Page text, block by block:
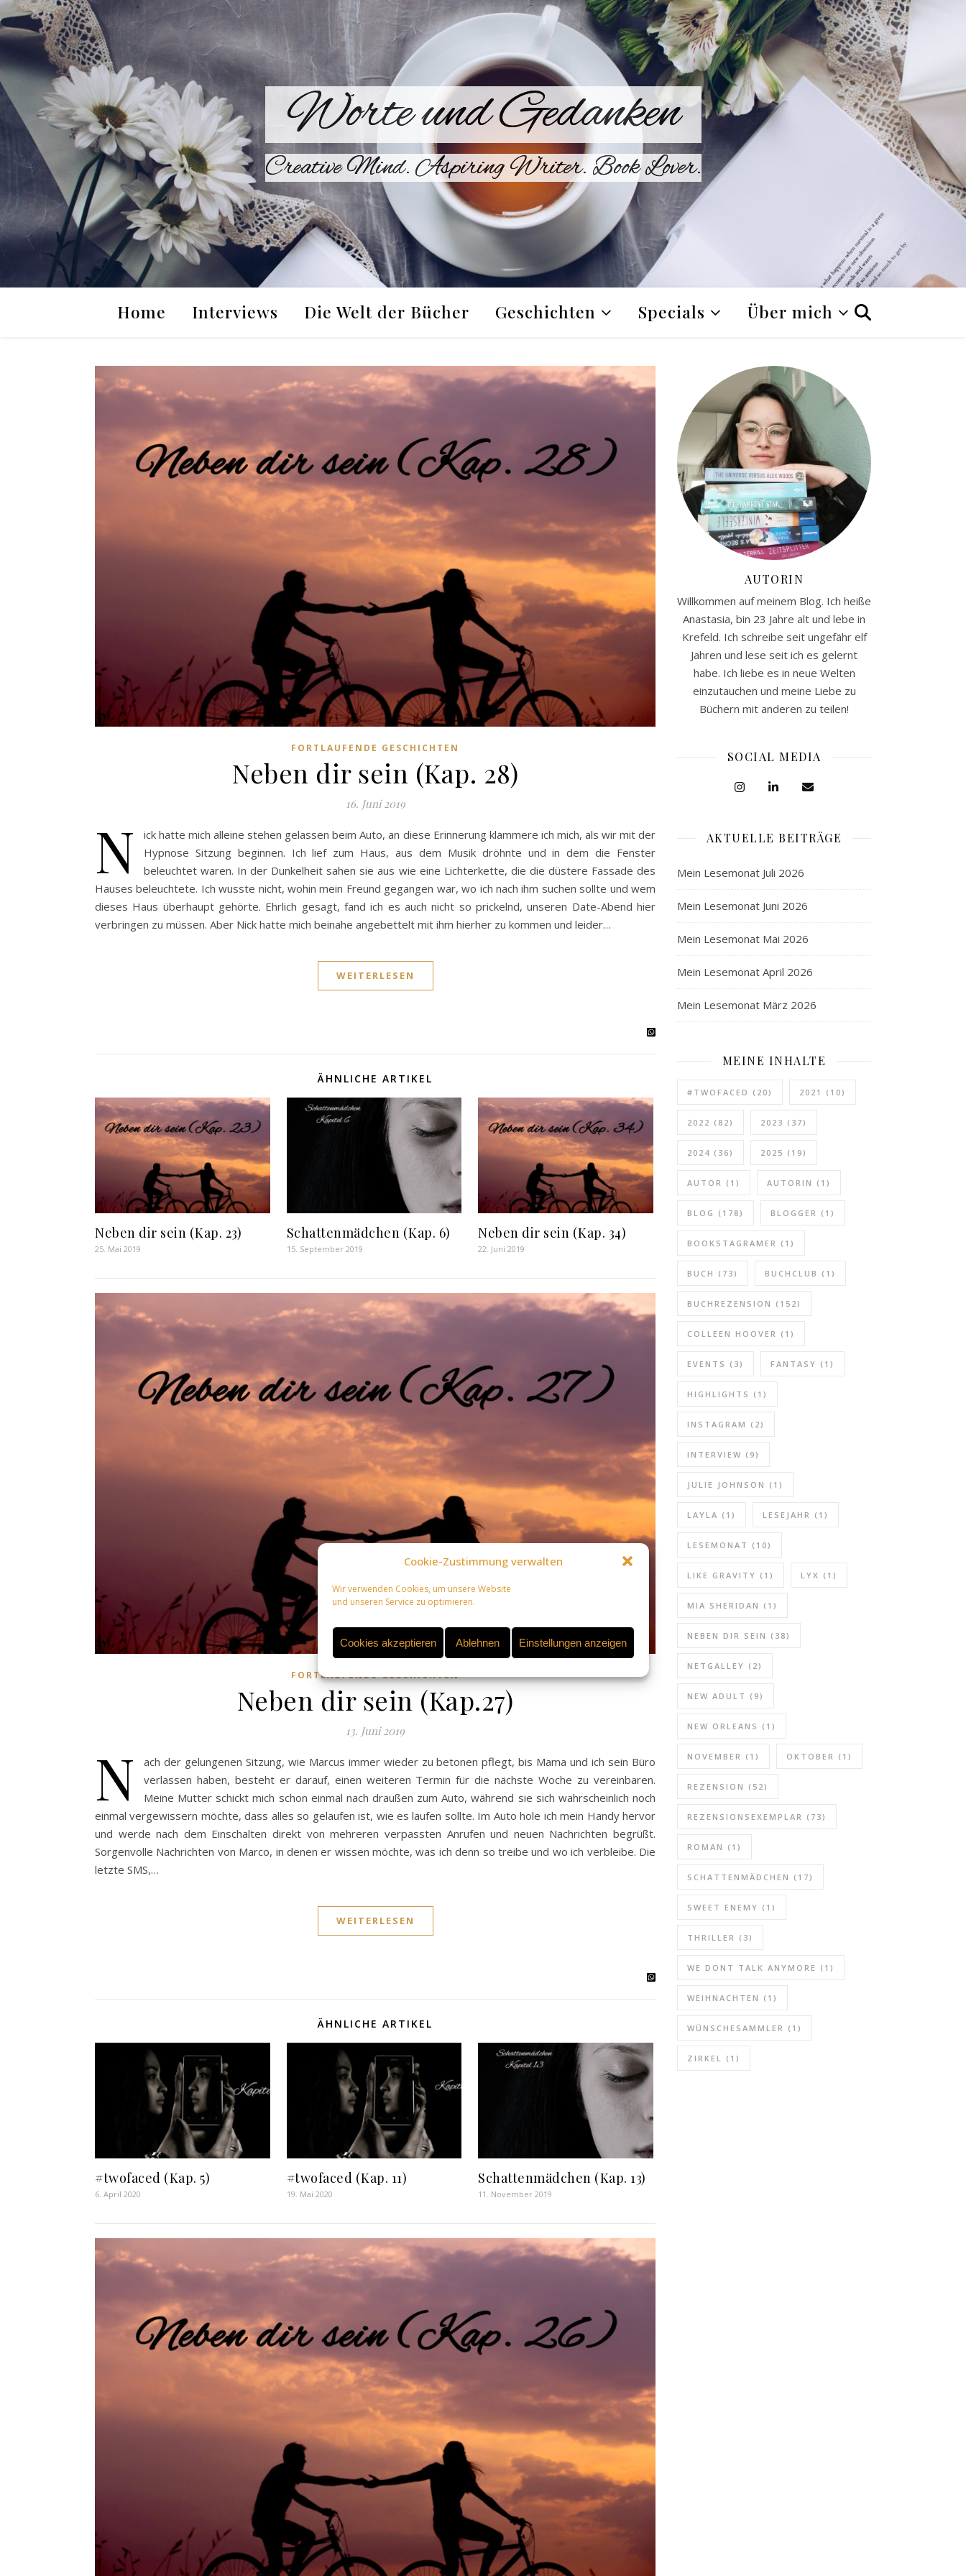
Cookie-Zustimmung verwalten
Wir verwenden Cookies, um unsere Website
und unseren Service zu optimieren.
Cookies akzeptieren Ablehnen Einstellungen anzeigen
Worte und Gedanken
Creative Mind. Aspiring Writer. Book Lover.
Home Interviews Die Welt der Bücher Geschichten Specials Über mich
FORTLAUFENDE GESCHICHTEN
Neben dir sein (Kap. 28)
16. Juni 2019
N
ick hatte mich alleine stehen gelassen beim Auto, an diese Erinnerung klammere ich mich, als wir mit der
Hypnose Sitzung beginnen. Ich lief zum Haus, aus dem Musik dröhnte und in dem die Fenster
beleuchtet waren. In der Dunkelheit sahen sie aus wie eine Lichterkette, die die düstere Fassade des
Hauses beleuchtete. Ich wusste nicht, wohin mein Freund gegangen war, wo ich nach ihm suchen sollte und wem
dieses Haus überhaupt gehörte. Ehrlich gesagt, fand ich es auch nicht so prickelnd, unseren Date-Abend hier
verbringen zu müssen. Aber Nick hatte mich beinahe angebettelt mit ihm hierher zu kommen und leider…
WEITERLESEN
ÄHNLICHE ARTIKEL
Neben dir sein (Kap. 23)
25. Mai 2019
Schattenmädchen (Kap. 6)
15. September 2019
Neben dir sein (Kap. 34)
22. Juni 2019
FORTLAUFENDE GESCHICHTEN
Neben dir sein (Kap.27)
13. Juni 2019
N
ach der gelungenen Sitzung, wie Marcus immer wieder zu betonen pflegt, bis Mama und ich sein Büro
verlassen haben, besteht er darauf, einen weiteren Termin für die nächste Woche zu vereinbaren.
Meine Mutter schickt mich schon einmal nach draußen zum Auto, während sie sich wahrscheinlich noch
einmal vergewissern möchte, dass alles so gelaufen ist, wie es laufen sollte. Im Auto hole ich mein Handy hervor
und werde nach dem Einschalten direkt von mehreren verpassten Anrufen und neuen Nachrichten begrüßt.
Sorgenvolle Nachrichten von Marco, in denen er wissen möchte, was ich denn so treibe und wo ich verbleibe. Die
letzte SMS,…
WEITERLESEN
ÄHNLICHE ARTIKEL
#twofaced (Kap. 5)
6. April 2020
#twofaced (Kap. 11)
19. Mai 2020
Schattenmädchen (Kap. 13)
11. November 2019
AUTORIN
Willkommen auf meinem Blog. Ich heiße
Anastasia, bin 23 Jahre alt und lebe in
Krefeld. Ich schreibe seit ungefähr elf
Jahren und lese seit ich es gelernt
habe. Ich liebe es in neue Welten
einzutauchen und meine Liebe zu
Büchern mit anderen zu teilen!
SOCIAL MEDIA
AKTUELLE BEITRÄGE
Mein Lesemonat Juli 2026
Mein Lesemonat Juni 2026
Mein Lesemonat Mai 2026
Mein Lesemonat April 2026
Mein Lesemonat März 2026
MEINE INHALTE
#TWOFACED (20) 2021 (10)
2022 (82) 2023 (37)
2024 (36) 2025 (19)
AUTOR (1) AUTORIN (1)
BLOG (178) BLOGGER (1)
BOOKSTAGRAMER (1)
BUCH (73) BUCHCLUB (1)
BUCHREZENSION (152)
COLLEEN HOOVER (1)
EVENTS (3) FANTASY (1)
HIGHLIGHTS (1)
INSTAGRAM (2)
INTERVIEW (9)
JULIE JOHNSON (1)
LAYLA (1) LESEJAHR (1)
LESEMONAT (10)
LIKE GRAVITY (1) LYX (1)
MIA SHERIDAN (1)
NEBEN DIR SEIN (38)
NETGALLEY (2)
NEW ADULT (9)
NEW ORLEANS (1)
NOVEMBER (1) OKTOBER (1)
REZENSION (52)
REZENSIONSEXEMPLAR (73)
ROMAN (1)
SCHATTENMÄDCHEN (17)
SWEET ENEMY (1)
THRILLER (3)
WE DONT TALK ANYMORE (1)
WEIHNACHTEN (1)
WÜNSCHESAMMLER (1)
ZIRKEL (1)